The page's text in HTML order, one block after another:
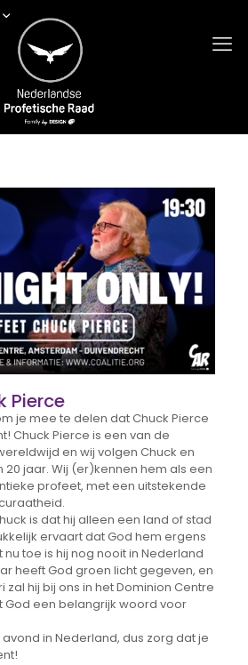
Pierce
je mee te delen dat Chuck Pierce
Chuck Pierce is een van de
en wij volgen Chuck en
20 jaar. Wij (er)kennen hem als een
profeet, met een uitstekende
is dat hij alleen een land of stad
ervaart dat God hem ergens
toe is hij nog nooit in Nederland
heeft God groen licht gegeven, en
zal hij bij ons in het Dominion Centre
God een belangrijk woord voor
in Nederland, dus zorg dat je